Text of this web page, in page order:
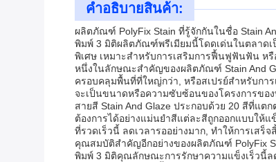
คําอธิบายสินค้า:
ผลิตภัณฑ์ PolyFix Stain ที่รู้จักกันในชื่อ Stain
พิมพ์ 3 มิติผลิตภัณฑ์พรีเมียมนี้โดดเด่นในตลาดเ
พิเศษ เหมาะสําหรับการเสริมการฟื้นฟูฟันฟัน ห
หนึ่งในลักษณะสําคัญของผลิตภัณฑ์ Stain And
ครอบคลุมพื้นที่ที่ใหญ่กว่า, หรือสเปรย์สําหรับกา
จะเป็นขนาดหรือความซับซ้อนของโครงการของ
สายสี Stain And Glaze ประกอบด้วย 20 สีที่แ
ต้องการได้อย่างแม่นยําสีแต่ละสีถูกออกแบบให้
ที่รวดเร็วนี้ ลดเวลารออย่างมาก, ทําให้การเส
คุณสมบัติสําคัญอีกอย่างของผลิตภัณฑ์ PolyFix
พิมพ์ 3 มิติคุณลักษณะการรักษาความแข็งเร็วนี้